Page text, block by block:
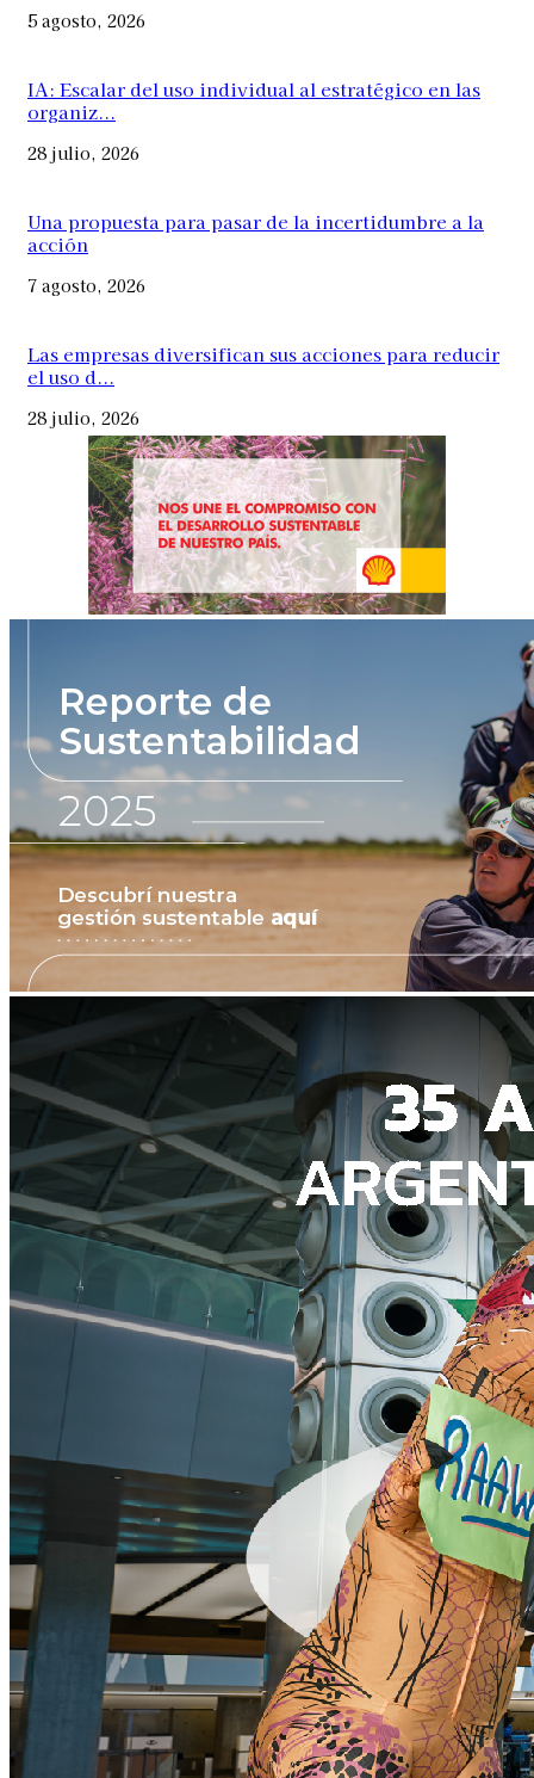
5 agosto, 2026
IA: Escalar del uso individual al estratégico en las
organiz...
28 julio, 2026
Una propuesta para pasar de la incertidumbre a la
acción
7 agosto, 2026
Las empresas diversifican sus acciones para reducir
el uso d...
28 julio, 2026